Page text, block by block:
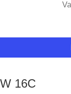
16C